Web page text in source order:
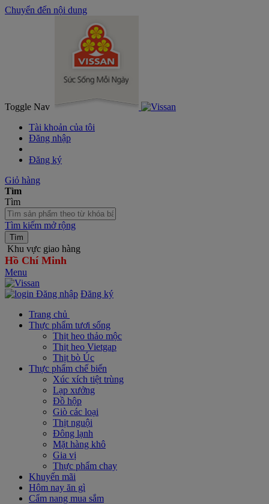
Chuyển đến nội dung
Toggle Nav
Tài khoản của tôi
Đăng nhập
Đăng ký
Giỏ hàng
Tìm
Tìm
Tìm kiếm mở rộng
Tìm
Khu vực giao hàng
Hồ Chí Minh
Menu
Đăng nhập Đăng ký
Trang chủ
Thực phẩm tươi sống
Thịt heo thảo mộc
Thịt heo Vietgap
Thịt bò Úc
Thực phẩm chế biến
Xúc xích tiệt trùng
Lạp xưởng
Đồ hộp
Giò các loại
Thịt nguội
Đông lạnh
Mặt hàng khô
Gia vị
Thực phẩm chay
Khuyến mãi
Hôm nay ăn gì
Cẩm nang mua sắm